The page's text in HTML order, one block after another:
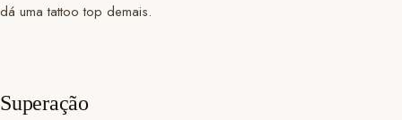
dá uma tattoo top demais.
Superação